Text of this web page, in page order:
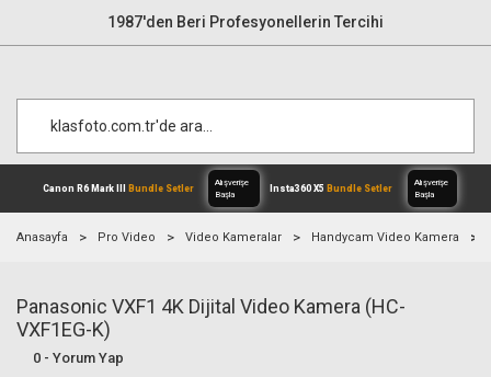
1987'den Beri Profesyonellerin Tercihi
Canon R6 Mark IIIBundle Setler
Alışverişe
Anasayfa Pro Video Video Kameralar Handycam Video Kamera
Panasonic VXF1 4K Dijital Video Kamera (HC-
VXF1EG-K)
0 - Yorum Yap